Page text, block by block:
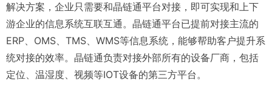
解决方案，企业只需要和晶链通平台对接，即可实现和上下
游企业的信息系统互联互通。晶链通平台已提前对接主流的
ERP、OMS、TMS、WMS等信息系统，能够帮助客户提升系
统对接的效率。晶链通负责对接外部所有的设备厂商，包括
定位、温湿度、视频等IOT设备的第三方平台。